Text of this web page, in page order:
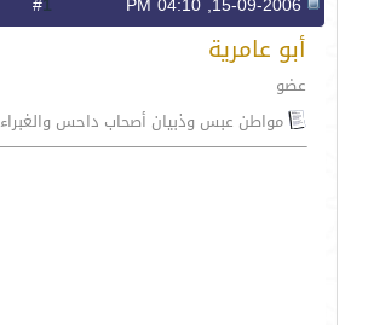
أبو عامرية
عضو
مواطن عبس وذبيان أصحاب داحس والغبراء